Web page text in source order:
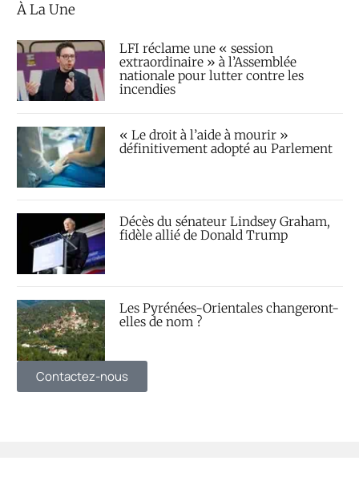
À La Une
LFI réclame une « session
extraordinaire » à l’Assemblée
nationale pour lutter contre les
incendies
« Le droit à l’aide à mourir »
définitivement adopté au Parlement
Décès du sénateur Lindsey Graham,
fidèle allié de Donald Trump
Les Pyrénées-Orientales changeront-
elles de nom ?
Contactez-nous